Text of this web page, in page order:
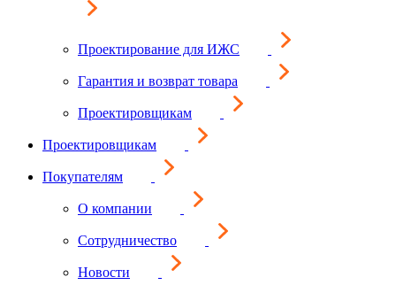
Проектирование для ИЖС
Гарантия и возврат товара
Проектировщикам
Проектировщикам
Покупателям
О компании
Сотрудничество
Новости